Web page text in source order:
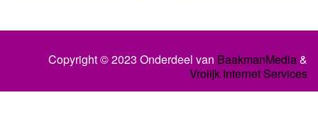
Copyright © 2023 Onderdeel van BaakmanMedia&
Vrolijk Internet Services